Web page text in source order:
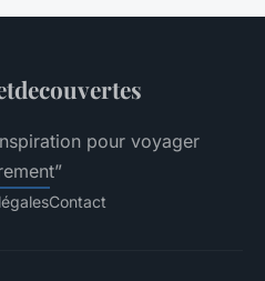
pour voyager
Contact